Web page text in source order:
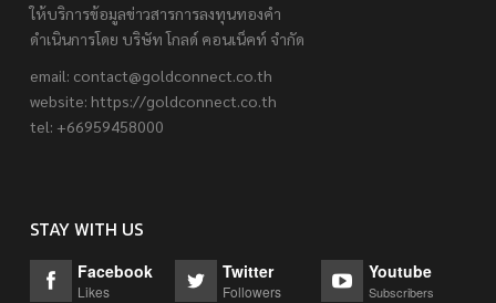
ให้บริการข้อมูลข่าวสารการลงทุนทองคำ
ดำเนินการโดย บริษัท โกลด์ คอนเน็คท์ จำกัด
email: contact@goldconnect.co.th
website: https://goldconnect.co.th
tel: +66959458000
STAY WITH US
Facebook
Likes
Twitter
Followers
Youtube
Subscribers